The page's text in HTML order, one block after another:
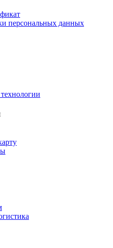
персональных данных